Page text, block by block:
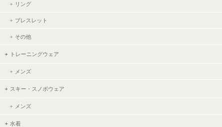
リング
ブレスレット
その他
トレーニングウェア
メンズ
スキー・スノボウェア
メンズ
水着